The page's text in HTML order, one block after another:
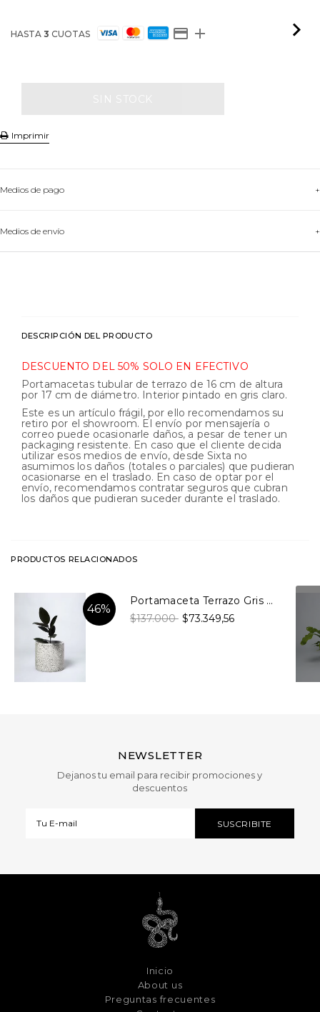
HASTA 3 CUOTAS
Imprimir
Medios de pago
Medios de envío
DESCRIPCIÓN DEL PRODUCTO
DESCUENTO DEL 50% SOLO EN EFECTIVO
Portamacetas tubular de terrazo de 16 cm de altura
por 17 cm de diámetro. Interior pintado en gris claro.
Este es un artículo frágil, por ello recomendamos su
retiro por el showroom. El envío por mensajería o
correo puede ocasionarle daños, a pesar de tener un
packaging resistente. En caso que el cliente decida
utilizar esos medios de envío, desde Sixta no
asumimos los daños (totales o parciales) que pudieran
ocasionarse en el traslado. En caso de optar por el
envío, recomendamos contratar seguros que cubran
los daños que pudieran suceder durante el traslado.
PRODUCTOS RELACIONADOS
46%
Portamaceta Terrazo Gris Claro Grande
$137.000 $73.349,56
NEWSLETTER
Dejanos tu email para recibir promociones y
descuentos
Inicio
About us
Preguntas frecuentes